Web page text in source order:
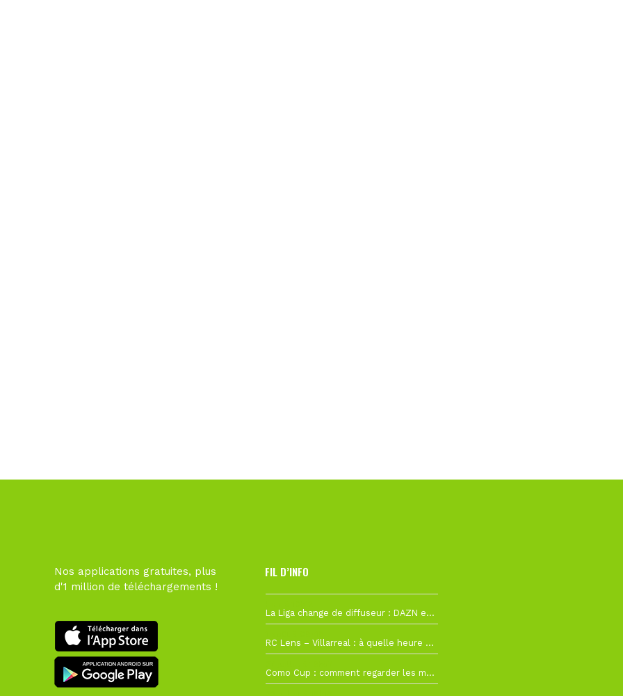
Nos applications gratuites, plus
d'1 million de téléchargements !
FIL D’INFO
La Liga change de diffuseur : DAZN et Disney+ remplacent beIN Sports !
RC Lens – Villarreal : à quelle heure et sur quelle chaîne voir la finale de la Como Cup ?
Como Cup : comment regarder les matchs du RC Lens en direct ?